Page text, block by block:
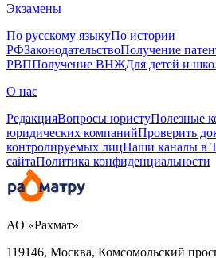
Экзамены
По русскому языкуПо истории
РФЗаконодательствоПолучение
РВППолучение ВНЖДля детей и
О нас
РедакцияВопросы юристуПолезные
юридических компанийПроверить
контролируемых лицНаши каналы в
сайтаПолитика конфиденциальности
АО «Рахмат»
119146, Москва, Комсомольский